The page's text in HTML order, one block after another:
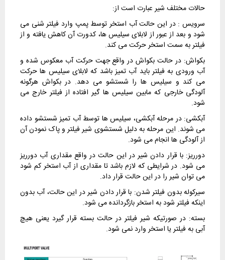
حالات مختلف شیر عبارت است از:
سرویس : در این حالت آب استخر توسط پمپ وارد فیلتر شنی می
شود و بعد از عبور از لابلای سیلیس ها، کدورت آن کاهش یافته و از
فیلتر به سمت استخر حرکت می کند.
بکواش: در حالت بکواش در واقع جهت حرکت آب معکوس شده و
آب ورودی به فیلتر باید آب تمیز باشد که لابلای سیلیس ها حرکت
می کند و سیلیس ها را شستشو می دهد. در بکواش هرگونه
آلودگی خارجی که مابین سیلیس ها گیر افتاده از فیلتر خارج می
شود.
آبکشی: در مرحله آبکشی، سیلیس ها توسط آب تمیز شستشو داده
می شوند. این مرحله به دلیل شستشوی شیر فیلتر و پاک نمودن آن
از آلودگی ها انجام می شود.
دورریز: با قرار دادن شیر در این حالت در واقع مقداری آب دورریز
می شود. در شرایطی که لازم باشد تا مقداری از آب استخر کم شود
می توان شیر را در این حالت قرار داد.
سیرکوله بدون فیلتر شدن: با قرار دادن شیر در این حالت، آب بدون
اینکه فیلتر شود به استخر بازگردانده می شود.
بسته: در صورتیکه شیر فیلتر در حالت بسته قرار گیرد یعنی هیچ
آبی به فیلتر یا استخر وارد نمی شود.